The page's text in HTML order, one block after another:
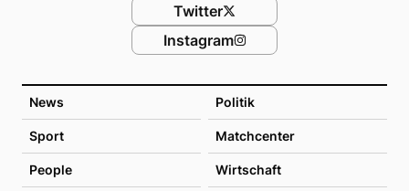
News Politik
Sport Matchcenter
People Wirtschaft
Twitter
Instagram